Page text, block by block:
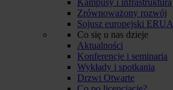
Zrównoważony rozwój
Sojusz europejski ERUA
Co się u nas dzieje
Aktualności
Konferencje i seminaria
Wykłady i spotkania
Drzwi Otwarte